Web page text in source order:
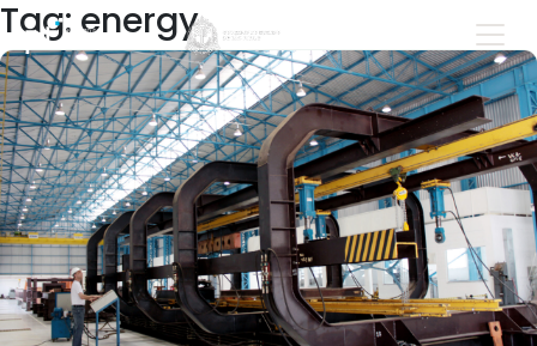
Tag: energy